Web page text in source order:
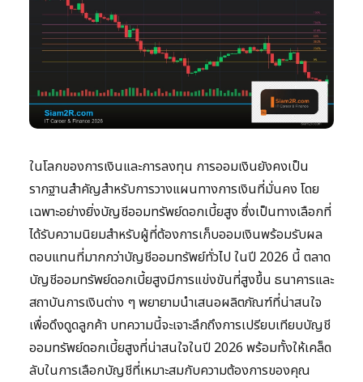
ในโลกของการเงินและการลงทุน การออมเงินยังคงเป็น
รากฐานสำคัญสำหรับการวางแผนทางการเงินที่มั่นคง โดย
เฉพาะอย่างยิ่งบัญชีออมทรัพย์ดอกเบี้ยสูง ซึ่งเป็นทางเลือกที่
ได้รับความนิยมสำหรับผู้ที่ต้องการเก็บออมเงินพร้อมรับผล
ตอบแทนที่มากกว่าบัญชีออมทรัพย์ทั่วไป ในปี 2026 นี้ ตลาด
บัญชีออมทรัพย์ดอกเบี้ยสูงมีการแข่งขันที่สูงขึ้น ธนาคารและ
สถาบันการเงินต่าง ๆ พยายามนำเสนอผลิตภัณฑ์ที่น่าสนใจ
เพื่อดึงดูดลูกค้า บทความนี้จะเจาะลึกถึงการเปรียบเทียบบัญชี
ออมทรัพย์ดอกเบี้ยสูงที่น่าสนใจในปี 2026 พร้อมทั้งให้เคล็ด
ลับในการเลือกบัญชีที่เหมาะสมกับความต้องการของคุณ